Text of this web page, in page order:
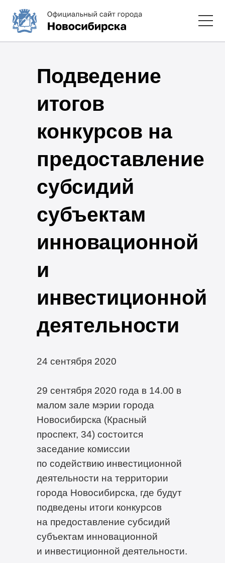
Подведение
итогов
конкурсов на
предоставление
субсидий
субъектам
инновационной
и
инвестиционной
деятельности
24 сентября 2020
29 сентября 2020 года в 14.00 в
малом зале мэрии города
Новосибирска (Красный
проспект, 34) состоится
заседание комиссии
по содействию инвестиционной
деятельности на территории
города Новосибирска, где будут
подведены итоги конкурсов
на предоставление субсидий
субъектам инновационной
и инвестиционной деятельности.